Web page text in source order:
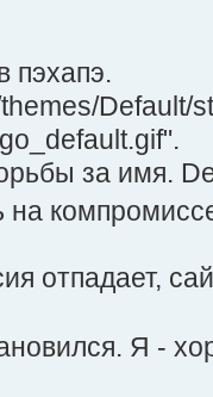
пэхапэ.
Default/
за имя.
на
отпадает,
Я -